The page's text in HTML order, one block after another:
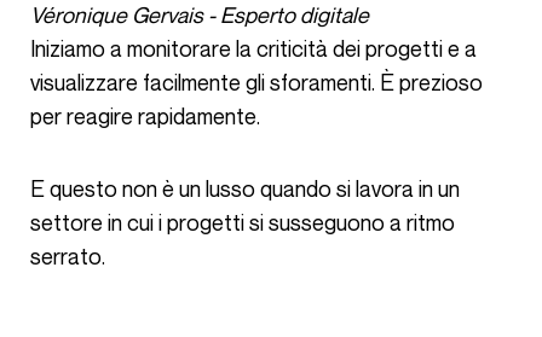
Véronique Gervais - Esperto digitale
Iniziamo a monitorare la criticità dei progetti e a
visualizzare facilmente gli sforamenti. È prezioso
per reagire rapidamente.
E questo non è un lusso quando si lavora in un
settore in cui i progetti si susseguono a ritmo
serrato.